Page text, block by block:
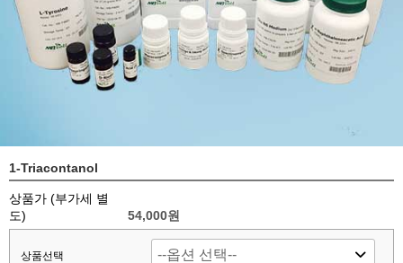
1-Triacontanol
상품가 (부가세 별
도)
54,000원
상품선택